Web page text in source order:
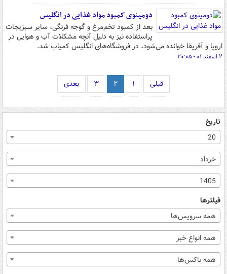
دومینوی کمبود مواد غذایی در انگلیس
بعد از کمبود تخم‌مرغ و گوجه فرنگی، سایر سبزیجات
پراستفاده نیز به دلیل آنچه مشکلات آب و هوایی در
اروپا و آفریقا خوانده می‌شود، در فروشگاه‌های انگلیس کمیاب شد.
۲ اسفند ۰۱ - ۲۰:۰۵
قبلی ۱ ۲ ۳ بعدی
تاریخ
20
خرداد
1405
فیلترها
همه سرویس‌ها
همه انواع خبر
همه باکس‌ها